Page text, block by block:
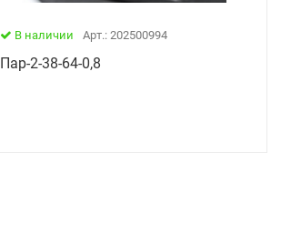
В наличии Арт.: 202500994
Пар-2-38-64-0,8